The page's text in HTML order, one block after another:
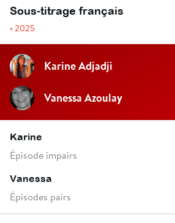
Sous-titrage français
• 2025
Karine Adjadji
Vanessa Azoulay
Karine
Épisode impairs
Vanessa
Épisodes pairs